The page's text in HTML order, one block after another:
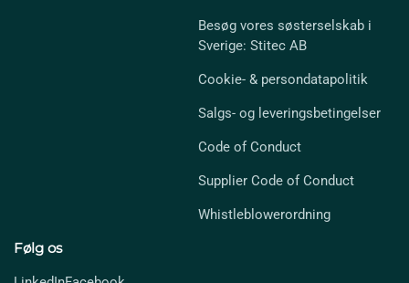
Besøg vores søsterselskab i
Sverige: Stitec AB
Cookie- & persondatapolitik
Salgs- og leveringsbetingelser
Code of Conduct
Supplier Code of Conduct
Whistleblowerordning
Følg os